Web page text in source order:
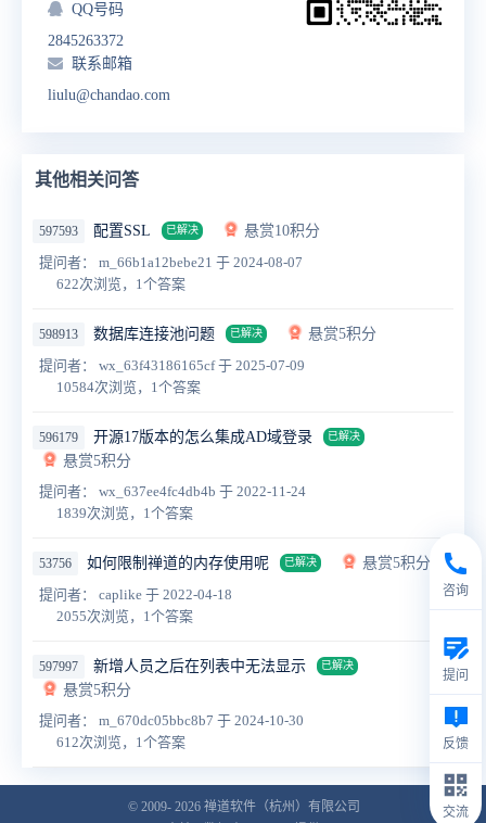
QQ号码
2845263372
联系邮箱
liulu@chandao.com
其他相关问答
597593 配置SSL 已解决
悬赏10积分
提问者： m_66b1a12bebe21 于 2024-08-07
622次浏览，1个答案
598913 数据库连接池问题 已解决
悬赏5积分
提问者： wx_63f43186165cf于 2025-07-09
10584次浏览，1个答案
596179 开源17版本的怎么集成AD域登录 已解决
悬赏5积分
提问者： wx_637ee4fc4db4b 于 2022-11-24
1839次浏览，1个答案
53756 如何限制禅道的内存使用呢 已解决
悬赏5积分
提问者： caplike 于 2022-04-18
2055次浏览，1个答案
597997 新增人员之后在列表中无法显示 已解决
悬赏5积分
提问者： m_670dc05bbc8b7 于 2024-10-30
612次浏览，1个答案
© 2009- 2026 禅道软件（杭州）有限公司
咨询
提问
反馈
交流